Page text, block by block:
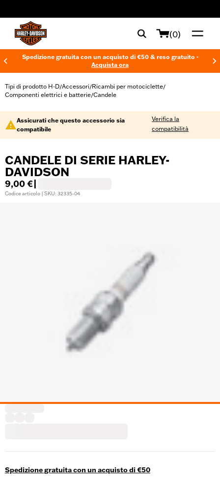
(0)
Spedizione gratuita con un acquisto di €50 & reso gratuito -
Acquista ora
Tipi di prodotto H-D/Accessori/Ricambi per motociclette/
Componenti elettrici e batterie/Candele
Assicurati che questo accessorio sia
compatibile
Verifica la
compatibilità
CANDELE DI SERIE HARLEY-
DAVIDSON
9,00 €
Codice articolo | SKU: 32335-04
Spedizione gratuita con un acquisto di €50